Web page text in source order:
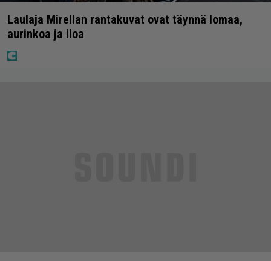
Laulaja Mirellan rantakuvat ovat täynnä lomaa,
aurinkoa ja iloa